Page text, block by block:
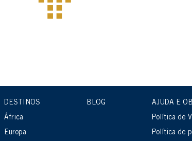
DESTINOS
África
Europa
BLOG AJUDA E
Política de
Política de